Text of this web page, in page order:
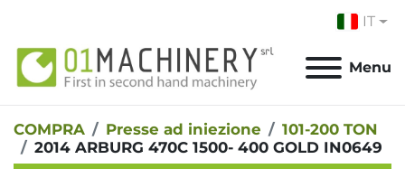
IT
Menu
COMPRA Presse ad iniezione
101-200 TON
2014 ARBURG 470C 1500- 400 GOLD IN0649